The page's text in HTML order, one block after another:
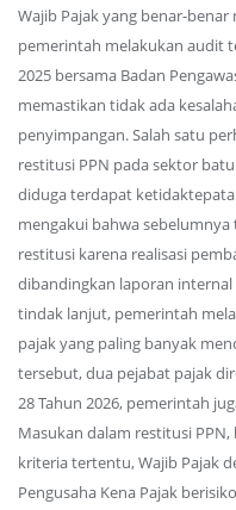
Wajib Pajak yang benar-
pemerintah melakukan audit
2025 bersama Badan
memastikan tidak ada
penyimpangan. Salah satu
restitusi PPN pada sektor
diduga terdapat
mengakui bahwa
restitusi karena realisasi
dibandingkan laporan
tindak lanjut, pemerintah
pajak yang paling banyak
tersebut, dua pejabat pajak
28 Tahun 2026, pemerintah
Masukan dalam restitusi
kriteria tertentu, Wajib Pajak
Pengusaha Kena Pajak